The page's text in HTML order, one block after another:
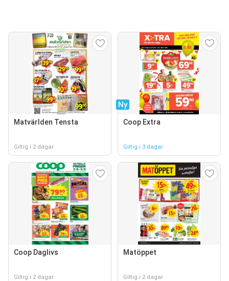
Matvärlden Tensta
Giltig i 2 dagar
Ny
Coop Extra
Giltig i 3 dagar
Coop Daglivs
Giltig i 2 dagar
Matöppet
Giltig i 2 dagar